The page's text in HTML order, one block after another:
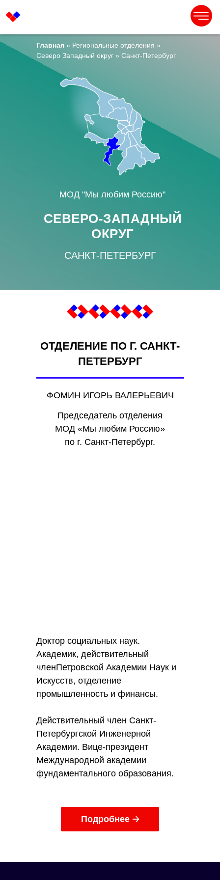
МОД "Мы любим Россию"
САНКТ-ПЕТЕРБУРГ
СЕВЕРО-ЗАПАДНЫЙ
ОКРУГ
Главная » Региональные отделения »
Северо Западный округ » Санкт-Петербург
Подробнее 🡢
Доктор социальных наук.
Академик, действительный
членПетровской Академии Наук и
Искусств, отделение
промышленность и финансы.
Действительный член Санкт-
Петербургской Инженерной
Академии. Вице-президент
Международной академии
фундаментального образования.
ОТДЕЛЕНИЕ ПО Г. САНКТ-
ПЕТЕРБУРГ
ФОМИН ИГОРЬ ВАЛЕРЬЕВИЧ
Председатель отделения
МОД «Мы любим Россию»
по г. Санкт-Петербург.